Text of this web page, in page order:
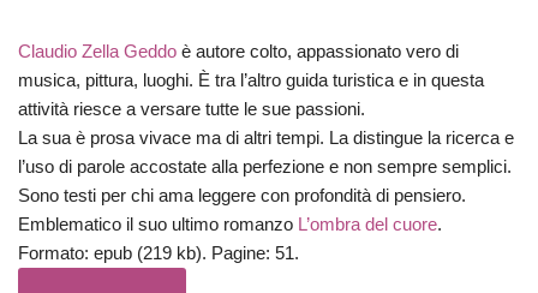
Claudio Zella Geddo è autore colto, appassionato vero di
musica, pittura, luoghi. È tra l’altro guida turistica e in questa
attività riesce a versare tutte le sue passioni.
La sua è prosa vivace ma di altri tempi. La distingue la ricerca e
l’uso di parole accostate alla perfezione e non sempre semplici.
Sono testi per chi ama leggere con profondità di pensiero.
Emblematico il suo ultimo romanzo L’ombra del cuore.
Formato: epub (219 kb). Pagine: 51.